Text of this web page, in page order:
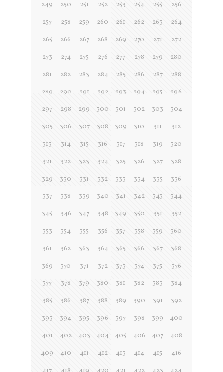
249
250 251 252 253 254 255
256
257
258 259 260 261 262 263
264
265
266 267 268 269 270 271
272
273
274 275 276 277 278 279
280
281
282 283 284 285 286 287
288
289
290 291 292 293 294 295
296
297
298 299 300 301 302 303
304
305
306 307 308 309 310 311
312
313
314 315 316 317 318 319
320
321
322 323 324 325 326 327
328
329
330 331 332 333 334 335
336
337
338 339 340 341 342 343
344
345
346 347 348 349 350 351
352
353
354 355 356 357 358 359
360
361
362 363 364 365 366 367
368
369
370 371 372 373 374 375
376
377
378 379 380 381 382 383
384
385
386 387 388 389 390 391
392
393
394 395 396 397 398 399
400
401
402 403 404 405 406 407
408
409
410 411 412 413 414 415
416